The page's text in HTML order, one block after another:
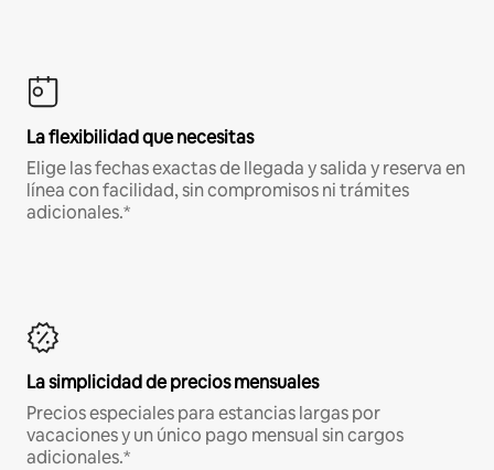
La flexibilidad que necesitas
Elige las fechas exactas de llegada y salida y reserva en
línea con facilidad, sin compromisos ni trámites
adicionales.*
La simplicidad de precios mensuales
Precios especiales para estancias largas por
vacaciones y un único pago mensual sin cargos
adicionales.*